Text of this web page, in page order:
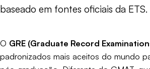
baseado em fontes oficiais da ETS.
O GRE (Graduate Record
padronizados mais aceitos do mundo